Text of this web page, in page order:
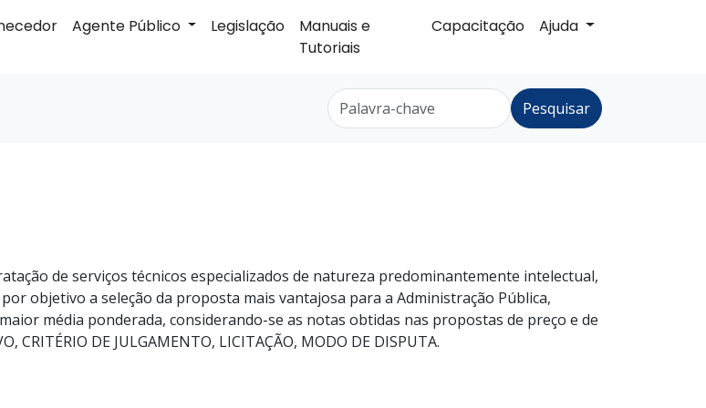
Agente Público Legislação
Manuais e
Tutoriais
Capacitação Ajuda
Pesquisar
de serviços técnicos especializados de natureza predominantemente intelectual,
objetivo a seleção da proposta mais vantajosa para a Administração Pública,
média ponderada, considerando-se as notas obtidas nas propostas de preço e de
CRITÉRIO DE JULGAMENTO, LICITAÇÃO, MODO DE DISPUTA.